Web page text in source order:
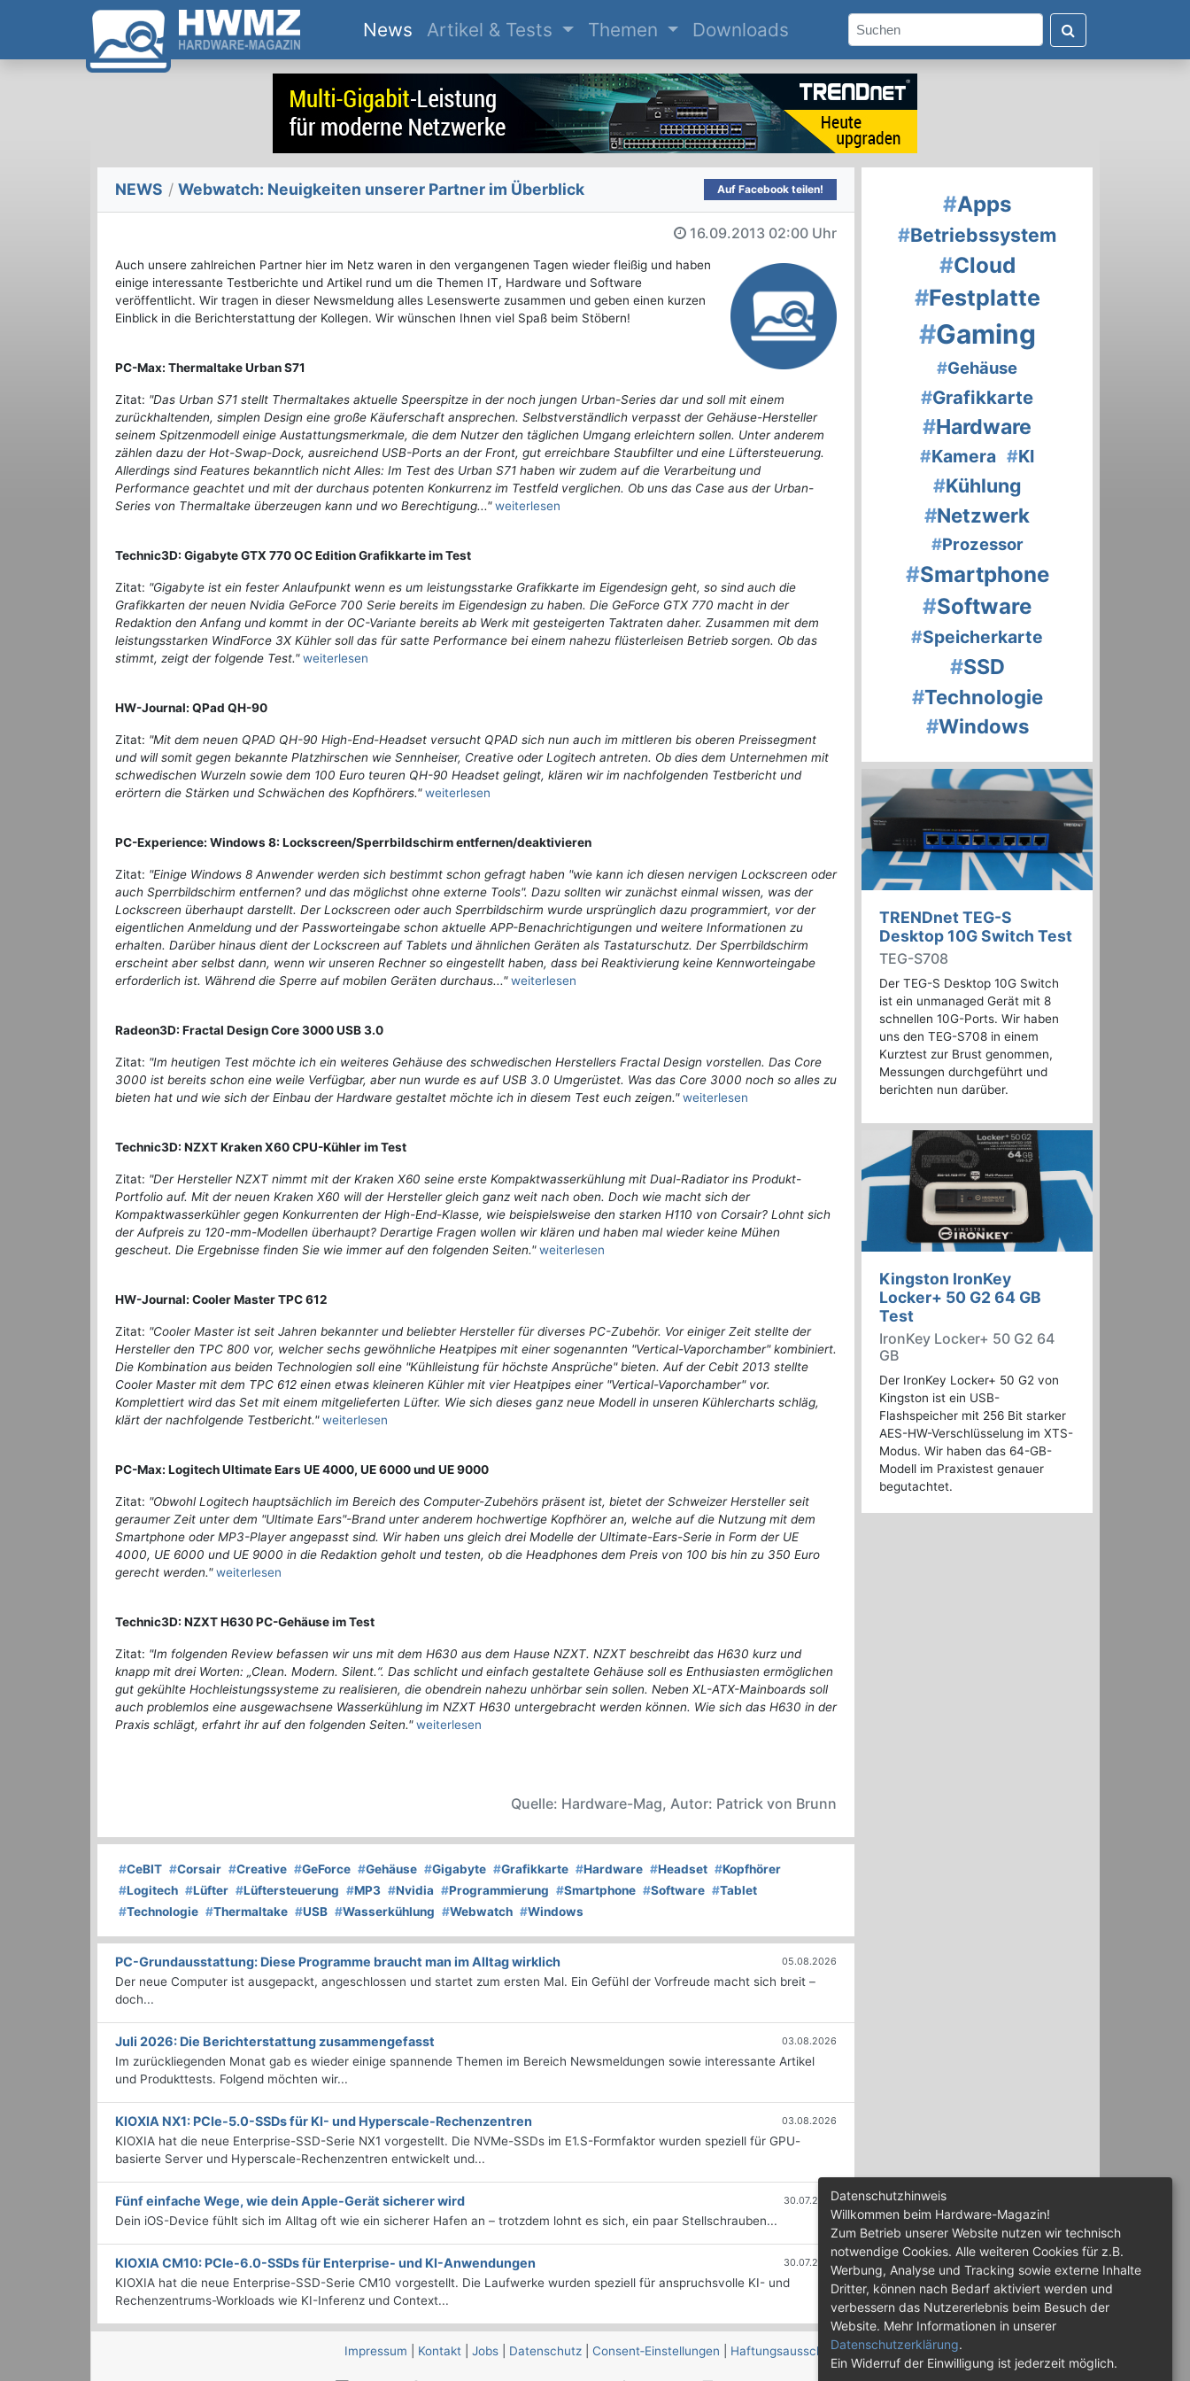
News(current)
Artikel & Tests Themen Downloads
NEWS / Webwatch: Neuigkeiten unserer Partner im Überblick Auf Facebook teilen!
16.09.2013 02:00 Uhr
Auch unsere zahlreichen Partner hier im Netz waren in den vergangenen Tagen wieder fleißig und haben
einige interessante Testberichte und Artikel rund um die Themen IT, Hardware und Software
veröffentlicht. Wir tragen in dieser Newsmeldung alles Lesenswerte zusammen und geben einen kurzen
Einblick in die Berichterstattung der Kollegen. Wir wünschen Ihnen viel Spaß beim Stöbern!
PC-Max: Thermaltake Urban S71
Zitat: "Das Urban S71 stellt Thermaltakes aktuelle Speerspitze in der noch jungen Urban-Series dar und soll mit einem
zurückhaltenden, simplen Design eine große Käuferschaft ansprechen. Selbstverständlich verpasst der Gehäuse-Hersteller
seinem Spitzenmodell einige Austattungsmerkmale, die dem Nutzer den täglichen Umgang erleichtern sollen. Unter anderem
zählen dazu der Hot-Swap-Dock, ausreichend USB-Ports an der Front, gut erreichbare Staubfilter und eine Lüftersteuerung.
Allerdings sind Features bekanntlich nicht Alles: Im Test des Urban S71 haben wir zudem auf die Verarbeitung und
Performance geachtet und mit der durchaus potenten Konkurrenz im Testfeld verglichen. Ob uns das Case aus der Urban-
Series von Thermaltake überzeugen kann und wo Berechtigung..." weiterlesen
Technic3D: Gigabyte GTX 770 OC Edition Grafikkarte im Test
Zitat: "Gigabyte ist ein fester Anlaufpunkt wenn es um leistungsstarke Grafikkarte im Eigendesign geht, so sind auch die
Grafikkarten der neuen Nvidia GeForce 700 Serie bereits im Eigendesign zu haben. Die GeForce GTX 770 macht in der
Redaktion den Anfang und kommt in der OC-Variante bereits ab Werk mit gesteigerten Taktraten daher. Zusammen mit dem
leistungsstarken WindForce 3X Kühler soll das für satte Performance bei einem nahezu flüsterleisen Betrieb sorgen. Ob das
stimmt, zeigt der folgende Test." weiterlesen
HW-Journal: QPad QH-90
Zitat: "Mit dem neuen QPAD QH-90 High-End-Headset versucht QPAD sich nun auch im mittleren bis oberen Preissegment
und will somit gegen bekannte Platzhirschen wie Sennheiser, Creative oder Logitech antreten. Ob dies dem Unternehmen mit
schwedischen Wurzeln sowie dem 100 Euro teuren QH-90 Headset gelingt, klären wir im nachfolgenden Testbericht und
erörtern die Stärken und Schwächen des Kopfhörers." weiterlesen
PC-Experience: Windows 8: Lockscreen/Sperrbildschirm entfernen/deaktivieren
Zitat: "Einige Windows 8 Anwender werden sich bestimmt schon gefragt haben "wie kann ich diesen nervigen Lockscreen oder
auch Sperrbildschirm entfernen? und das möglichst ohne externe Tools". Dazu sollten wir zunächst einmal wissen, was der
Lockscreen überhaupt darstellt. Der Lockscreen oder auch Sperrbildschirm wurde ursprünglich dazu programmiert, vor der
eigentlichen Anmeldung und der Passworteingabe schon aktuelle APP-Benachrichtigungen und weitere Informationen zu
erhalten. Darüber hinaus dient der Lockscreen auf Tablets und ähnlichen Geräten als Tastaturschutz. Der Sperrbildschirm
erscheint aber selbst dann, wenn wir unseren Rechner so eingestellt haben, dass bei Reaktivierung keine Kennworteingabe
erforderlich ist. Während die Sperre auf mobilen Geräten durchaus..." weiterlesen
Radeon3D: Fractal Design Core 3000 USB 3.0
Zitat: "Im heutigen Test möchte ich ein weiteres Gehäuse des schwedischen Herstellers Fractal Design vorstellen. Das Core
3000 ist bereits schon eine weile Verfügbar, aber nun wurde es auf USB 3.0 Umgerüstet. Was das Core 3000 noch so alles zu
bieten hat und wie sich der Einbau der Hardware gestaltet möchte ich in diesem Test euch zeigen." weiterlesen
Technic3D: NZXT Kraken X60 CPU-Kühler im Test
Zitat: "Der Hersteller NZXT nimmt mit der Kraken X60 seine erste Kompaktwasserkühlung mit Dual-Radiator ins Produkt-
Portfolio auf. Mit der neuen Kraken X60 will der Hersteller gleich ganz weit nach oben. Doch wie macht sich der
Kompaktwasserkühler gegen Konkurrenten der High-End-Klasse, wie beispielsweise den starken H110 von Corsair? Lohnt sich
der Aufpreis zu 120-mm-Modellen überhaupt? Derartige Fragen wollen wir klären und haben mal wieder keine Mühen
gescheut. Die Ergebnisse finden Sie wie immer auf den folgenden Seiten." weiterlesen
HW-Journal: Cooler Master TPC 612
Zitat: "Cooler Master ist seit Jahren bekannter und beliebter Hersteller für diverses PC-Zubehör. Vor einiger Zeit stellte der
Hersteller den TPC 800 vor, welcher sechs gewöhnliche Heatpipes mit einer sogenannten "Vertical-Vaporchamber" kombiniert.
Die Kombination aus beiden Technologien soll eine "Kühlleistung für höchste Ansprüche" bieten. Auf der Cebit 2013 stellte
Cooler Master mit dem TPC 612 einen etwas kleineren Kühler mit vier Heatpipes einer "Vertical-Vaporchamber" vor.
Komplettiert wird das Set mit einem mitgelieferten Lüfter. Wie sich dieses ganz neue Modell in unseren Kühlercharts schläg,
klärt der nachfolgende Testbericht." weiterlesen
PC-Max: Logitech Ultimate Ears UE 4000, UE 6000 und UE 9000
Zitat: "Obwohl Logitech hauptsächlich im Bereich des Computer-Zubehörs präsent ist, bietet der Schweizer Hersteller seit
geraumer Zeit unter dem "Ultimate Ears"-Brand unter anderem hochwertige Kopfhörer an, welche auf die Nutzung mit dem
Smartphone oder MP3-Player angepasst sind. Wir haben uns gleich drei Modelle der Ultimate-Ears-Serie in Form der UE
4000, UE 6000 und UE 9000 in die Redaktion geholt und testen, ob die Headphones dem Preis von 100 bis hin zu 350 Euro
gerecht werden." weiterlesen
Technic3D: NZXT H630 PC-Gehäuse im Test
Zitat: "Im folgenden Review befassen wir uns mit dem H630 aus dem Hause NZXT. NZXT beschreibt das H630 kurz und
knapp mit drei Worten: „Clean. Modern. Silent.“. Das schlicht und einfach gestaltete Gehäuse soll es Enthusiasten ermöglichen
gut gekühlte Hochleistungssysteme zu realisieren, die obendrein nahezu unhörbar sein sollen. Neben XL-ATX-Mainboards soll
auch problemlos eine ausgewachsene Wasserkühlung im NZXT H630 untergebracht werden können. Wie sich das H630 in der
Praxis schlägt, erfahrt ihr auf den folgenden Seiten." weiterlesen
Quelle: Hardware-Mag, Autor: Patrick von Brunn
#CeBIT #Corsair #Creative #GeForce #Gehäuse #Gigabyte #Grafikkarte #Hardware #Headset #Kopfhörer
#Logitech #Lüfter #Lüftersteuerung #MP3 #Nvidia #Programmierung #Smartphone #Software #Tablet
#Technologie #Thermaltake #USB #Wasserkühlung #Webwatch #Windows
PC-Grundausstattung: Diese Programme braucht man im Alltag wirklich 05.08.2026
Der neue Computer ist ausgepackt, angeschlossen und startet zum ersten Mal. Ein Gefühl der Vorfreude macht sich breit –
doch...
Juli 2026: Die Bericht­erstattung zusammengefasst 03.08.2026
Im zurückliegenden Monat gab es wieder einige spannende Themen im Bereich Newsmeldungen sowie interessante Artikel
und Produkttests. Folgend möchten wir...
KIOXIA NX1: PCIe-5.0-SSDs für KI- und Hyperscale-Rechenzentren 03.08.2026
KIOXIA hat die neue Enterprise-SSD-Serie NX1 vorgestellt. Die NVMe-SSDs im E1.S-Formfaktor wurden speziell für GPU-
basierte Server und Hyperscale-Rechenzentren entwickelt und...
Fünf einfache Wege, wie dein Apple-Gerät sicherer wird 30.07.2026
Dein iOS-Device fühlt sich im Alltag oft wie ein sicherer Hafen an – trotzdem lohnt es sich, ein paar Stellschrauben...
KIOXIA CM10: PCIe-6.0-SSDs für Enterprise- und KI-Anwendungen 30.07.2026
KIOXIA hat die neue Enterprise-SSD-Serie CM10 vorgestellt. Die Laufwerke wurden speziell für anspruchsvolle KI- und
Rechenzentrums-Workloads wie KI-Inferenz und Context...
#Apps
#Betriebssystem
#Cloud
#Festplatte
#Gaming
#Gehäuse
#Grafikkarte
#Hardware
#Kamera #KI
#Kühlung
#Netzwerk
#Prozessor
#Smartphone
#Software
#Speicherkarte
#SSD
#Technologie
#Windows
TRENDnet TEG-S
Desktop 10G Switch Test
TEG-S708
Der TEG-S Desktop 10G Switch
ist ein unmanaged Gerät mit 8
schnellen 10G-Ports. Wir haben
uns den TEG-S708 in einem
Kurztest zur Brust genommen,
Messungen durchgeführt und
berichten nun darüber.
Kingston IronKey
Locker+ 50 G2 64 GB
Test
IronKey Locker+ 50 G2 64
GB
Der IronKey Locker+ 50 G2 von
Kingston ist ein USB-
Flashspeicher mit 256 Bit starker
AES-HW-Verschlüsselung im XTS-
Modus. Wir haben das 64-GB-
Modell im Praxistest genauer
begutachtet.
Impressum Kontakt Jobs Datenschutz Consent‑Einstellungen Haftungsausschluss
Datenschutzhinweis
Willkommen beim Hardware-Magazin!
Zum Betrieb unserer Website nutzen wir technisch
notwendige Cookies. Alle weiteren Cookies für z.B.
Werbung, Analyse und Tracking sowie externe Inhalte
Dritter, können nach Bedarf aktiviert werden und
verbessern das Nutzererlebnis beim Besuch der
Website. Mehr Informationen in unserer
Datenschutzerklärung.
Ein Widerruf der Einwilligung ist jederzeit möglich.